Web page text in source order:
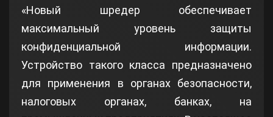
«Новый шредер обеспечивает
максимальный уровень защиты
конфиденциальной информации.
Устройство такого класса предназначено
для применения в органах безопасности,
налоговых органах, банках, на